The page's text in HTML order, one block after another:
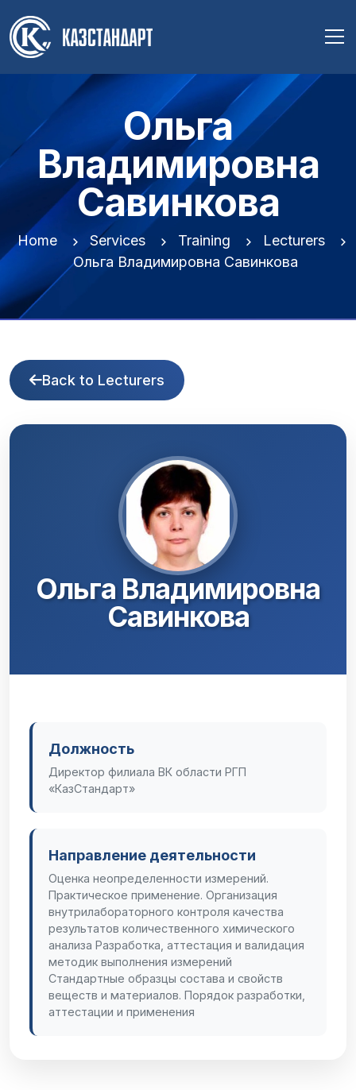
Ольга
Владимировна
Савинкова
Home Services Training
Lecturers
Ольга Владимировна Савинкова
Back to Lecturers
Ольга Владимировна
Савинкова
Должность
Директор филиала ВК области РГП
«КазСтандарт»
Направление деятельности
Оценка неопределенности измерений.
Практическое применение. Организация
внутрилабораторного контроля качества
результатов количественного химического
анализа Разработка, аттестация и валидация
методик выполнения измерений
Стандартные образцы состава и свойств
веществ и материалов. Порядок разработки,
аттестации и применения